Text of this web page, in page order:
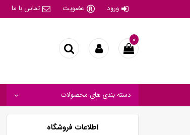
ورود عضویت تماس با ما
۰
دسته بندی های محصولات
اطلاعات فروشگاه